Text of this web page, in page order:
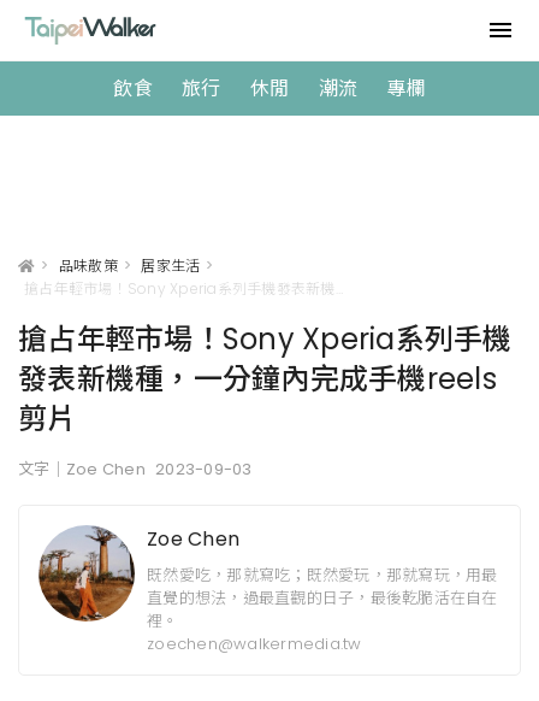
飲食 旅行 休閒 潮流 專欄
> 品味散策 > 居家生活 >
搶占年輕市場！Sony Xperia系列手機
發表新機種，一分鐘內完成手機reels
剪片
文字｜Zoe Chen 2023-09-03
Zoe Chen
既然愛吃，那就寫吃；既然愛玩，那就寫玩，用最
直覺的想法，過最直觀的日子，最後乾脆活在自在
裡。
zoechen@walkermedia.tw